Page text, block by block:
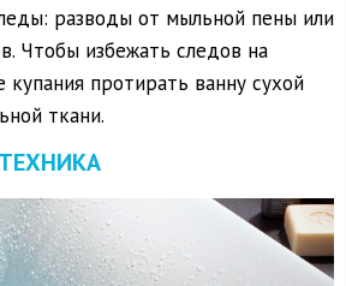
разводы от мыльной пены или
Чтобы избежать следов на
купания протирать ванну сухой
ткани.